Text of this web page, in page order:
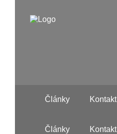
Články Kontakt
Články Kontakt